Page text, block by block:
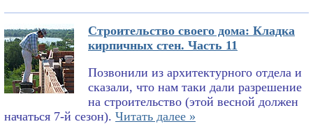
Строительство своего дома: Кладка
кирпичных стен. Часть 11
Позвонили из архитектурного отдела и
сказали, что нам таки дали разрешение
на строительство (этой весной должен
начаться 7-й сезон). Читать далее »